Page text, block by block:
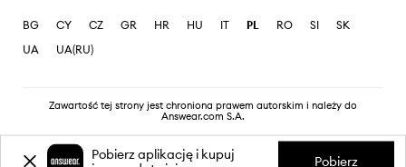
BG CY CZ GR HR HU IT PL RO SI
SK
UA
UA(RU)
Zawartość tej strony jest chroniona prawem autorskim i należy do
Answear.com S.A.
Pobierz aplikację i kupuj
Pobierz